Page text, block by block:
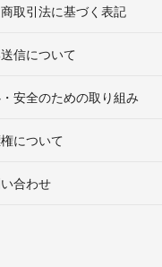
取引法に基づく表記
信について
安全のための取り組み
について
合わせ